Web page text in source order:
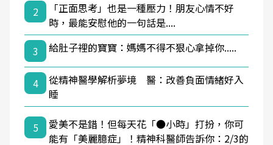
2
「正面思考」也是一種壓力！朋友心情不好
時，最能安慰他的一句話是....
3
給肚子裡的寶寶：媽媽不得不狠心拿掉你.....
4
從精神醫學解析夢境 醫：改善負面情緒好入
睡
5
愛美不是錯！但每天花「●小時」打扮，你可
能有「美麗臆症」！精神科醫師告訴你：2/3的